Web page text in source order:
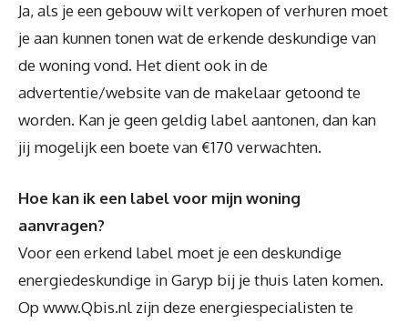
Ja, als je een gebouw wilt verkopen of verhuren moet
je aan kunnen tonen wat de erkende deskundige van
de woning vond. Het dient ook in de
advertentie/website van de makelaar getoond te
worden. Kan je geen geldig label aantonen, dan kan
jij mogelijk een boete van €170 verwachten.
Hoe kan ik een label voor mijn woning
aanvragen?
Voor een erkend label moet je een deskundige
energiedeskundige in Garyp bij je thuis laten komen.
Op www.Qbis.nl zijn deze energiespecialisten te